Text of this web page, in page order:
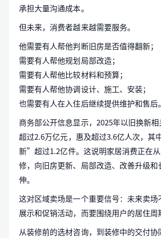
承担大量沟通成本。
但未来，消费者越来越需要服务。
他需要有人帮他判断旧房是否值得翻新；
需要有人帮他规划局部改造；
需要有人帮他比较材料和预算；
需要有人帮他协调设计、施工、安装；
也需要有人在入住后继续提供维护和售后。
商务部公开信息显示，2025年以旧换新
超过2.6万亿元，惠及超过3.6亿人次，
新”超过1.2亿件。这说明家居消费正在
修，向旧房更新、局部改造、改善升级和
伸。
这对区域卖场是一个重要信号：未来卖场
展示和促销活动，而要围绕用户的居住周
从装修前的选材咨询，到装修中的交付协